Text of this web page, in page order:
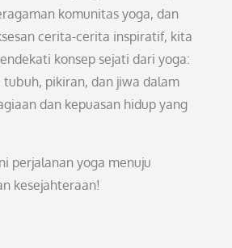
komunitas yoga, dan
cerita-cerita inspiratif, kita
konsep sejati dari yoga:
pikiran, dan jiwa dalam
dan kepuasan hidup yang
perjalanan yoga menuju
kesejahteraan!